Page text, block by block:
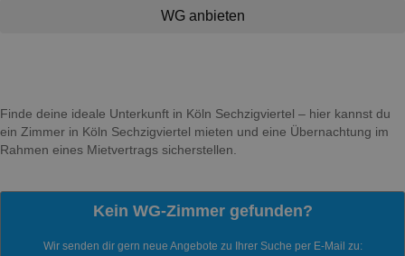
WG anbieten
Finde deine ideale Unterkunft in Köln Sechzigviertel – hier kannst du
ein Zimmer in Köln Sechzigviertel mieten und eine Übernachtung im
Rahmen eines Mietvertrags sicherstellen.
Kein WG-Zimmer gefunden?
Wir senden dir gern neue Angebote zu Ihrer Suche per E-Mail zu: